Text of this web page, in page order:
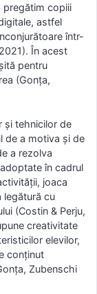
pregătim copiii
astfel
într-
În acest
pentru
(Gonța,
și tehnicilor de
de a motiva și de
a rezolva
în cadrul
joaca
legătură cu
(Costin & Perju,
creativitate
elevilor,
conținut
Zubenschi